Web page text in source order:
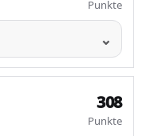
Punkte
308
Punkte